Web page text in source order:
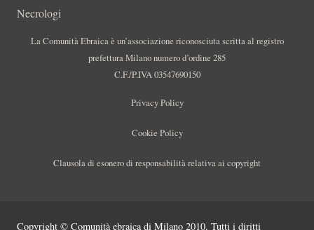
Necrologi
La Comunità Ebraica è un’associazione riconosciuta scritta al registro
prefettura Milano numero d’ordine 285
C.F./P.IVA 03547690150
Privacy Policy
Cookie Policy
Clausola di esonero di responsabilità relativa ai copyright
Copyright © Comunità ebraica di Milano 2010. Tutti i diritti